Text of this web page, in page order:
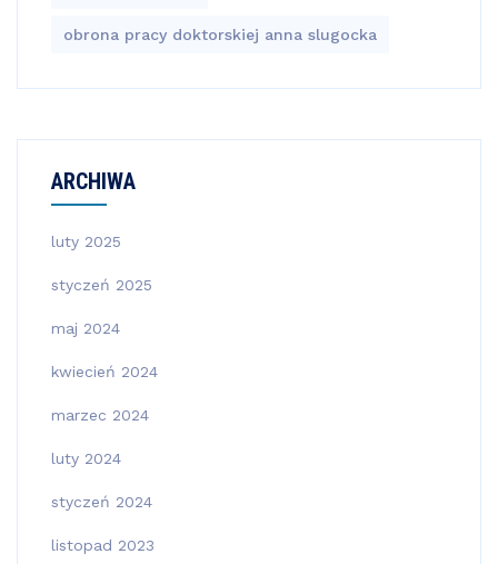
obrona pracy doktorskiej anna slugocka
ARCHIWA
luty 2025
styczeń 2025
maj 2024
kwiecień 2024
marzec 2024
luty 2024
styczeń 2024
listopad 2023